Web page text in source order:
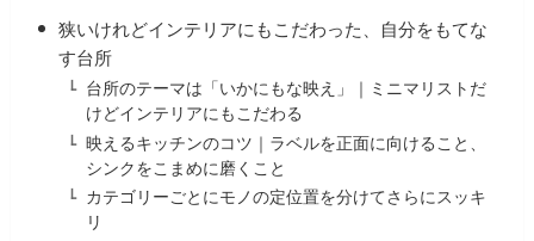
狭いけれどインテリアにもこだわった、自分をもてな
す台所
台所のテーマは「いかにもな映え」｜ミニマリストだ
けどインテリアにもこだわる
映えるキッチンのコツ｜ラベルを正面に向けること、
シンクをこまめに磨くこと
カテゴリーごとにモノの定位置を分けてさらにスッキ
リ